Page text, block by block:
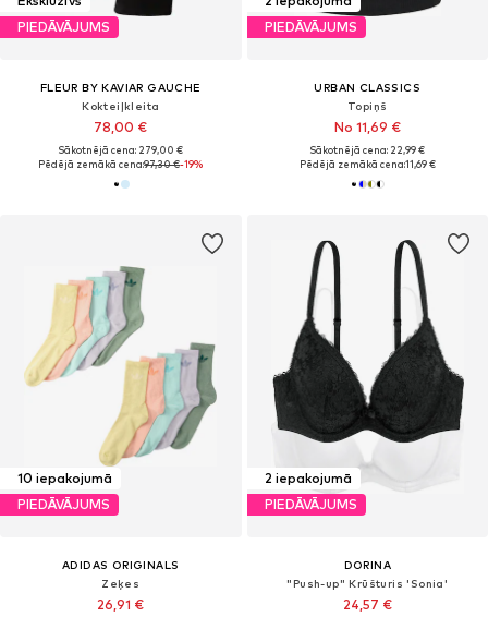
PIEDĀVĀJUMS
FLEUR BY KAVIAR GAUCHE
Kokteiļkleita
78,00 €
Sākotnējā cena: 279,00 €
Pēdējā zemākā cena:97,30 €-19%
PIEDĀVĀJUMS
URBAN CLASSICS
Topiņš
No 11,69 €
Sākotnējā cena: 22,99 €
Pēdējā zemākā cena:11,69 €
10 iepakojumā
PIEDĀVĀJUMS
ADIDAS ORIGINALS
Zeķes
26,91 €
2 iepakojumā
PIEDĀVĀJUMS
DORINA
"Push-up" Krūšturis 'Sonia'
24,57 €